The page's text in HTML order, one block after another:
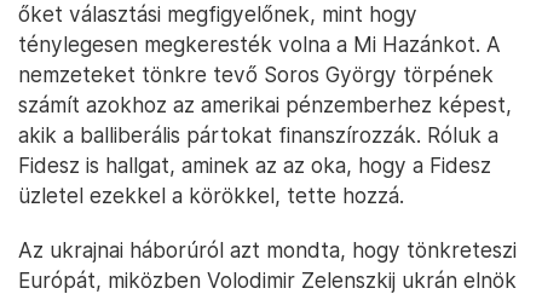
őket választási megfigyelőnek, mint hogy
ténylegesen megkeresték volna a Mi Hazánkot. A
nemzeteket tönkre tevő Soros György törpének
számít azokhoz az amerikai pénzemberhez képest,
akik a balliberális pártokat finanszírozzák. Róluk a
Fidesz is hallgat, aminek az az oka, hogy a Fidesz
üzletel ezekkel a körökkel, tette hozzá.
Az ukrajnai háborúról azt mondta, hogy tönkreteszi
Európát, miközben Volodimir Zelenszkij ukrán elnök